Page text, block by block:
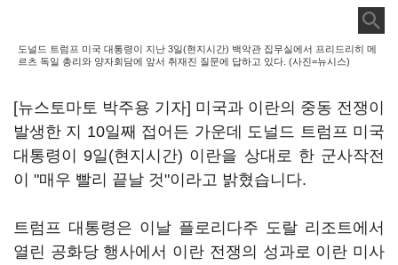
도널드 트럼프 미국 대통령이 지난 3일(현지시간) 백악관 집무실에서 프리드리히 메
르츠 독일 총리와 양자회담에 앞서 취재진 질문에 답하고 있다. (사진=뉴시스)
[뉴스토마토 박주용 기자] 미국과 이란의 중동 전쟁이
발생한 지 10일째 접어든 가운데 도널드 트럼프 미국
대통령이 9일(현지시간) 이란을 상대로 한 군사작전
이 "매우 빨리 끝날 것"이라고 밝혔습니다.
트럼프 대통령은 이날 플로리다주 도랄 리조트에서
열린 공화당 행사에서 이란 전쟁의 성과로 이란 미사